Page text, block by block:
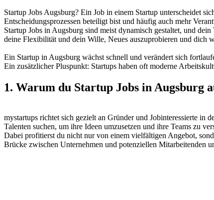
Startup Jobs Augsburg? Ein Job in einem Startup unterscheidet
Entscheidungsprozessen beteiligt bist und häufig auch mehr
Startup Jobs in Augsburg sind meist dynamisch gestaltet, und
deine Flexibilität und dein Wille, Neues auszuprobieren und dich
Ein Startup in Augsburg wächst schnell und verändert sich
Ein zusätzlicher Pluspunkt: Startups haben oft moderne
1. Warum du Startup Jobs in Augsburg
mystartups richtet sich gezielt an Gründer und Jobinteressierte in
Talenten suchen, um ihre Ideen umzusetzen und ihre Teams zu
Dabei profitierst du nicht nur von einem vielfältigen Angebot,
Brücke zwischen Unternehmen und potenziellen Mitarbeitenden